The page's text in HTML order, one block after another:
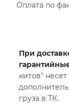
Оплата по
При
китов"
груза в ТК.